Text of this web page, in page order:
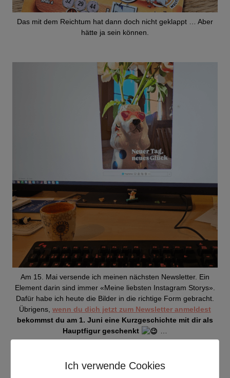
Das mit dem Reichtum hat dann doch nicht geklappt … Aber
hätte ja sein können.
Am 15. Mai versende ich meinen nächsten Newsletter. Ein
Element darin sind immer «Meine liebsten Instagram Storys».
Dafür habe ich heute die Bilder in die richtige Form gebracht.
Übrigens, wenn du dich jetzt zum Newsletter anmeldest
bekommst du am 1. Juni eine Kurzgeschichte mit dir als
Hauptfigur geschenkt
Ich verwende Cookies